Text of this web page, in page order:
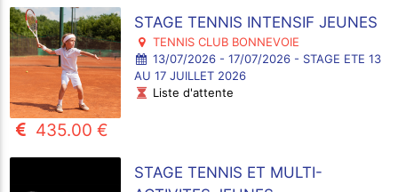
STAGE TENNIS INTENSIF JEUNES
TENNIS CLUB BONNEVOIE
13/07/2026 - 17/07/2026 - STAGE ETE 13
AU 17 JUILLET 2026
Liste d'attente
435.00 €
STAGE TENNIS ET MULTI-